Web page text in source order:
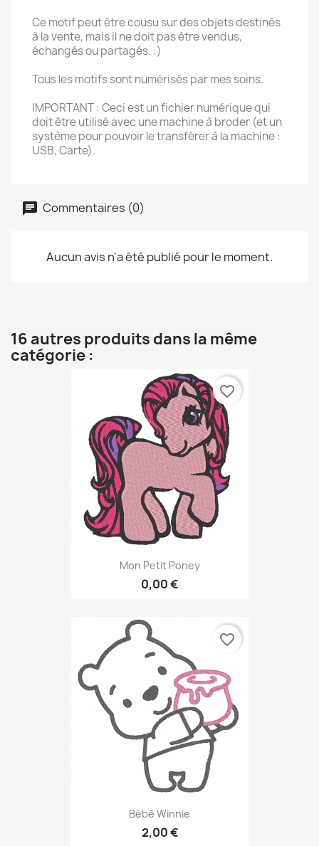
Ce motif peut être cousu sur des objets destinés
à la vente, mais il ne doit pas être vendus,
échangés ou partagés. :)
Tous les motifs sont numérisés par mes soins.
IMPORTANT : Ceci est un fichier numérique qui
doit être utilisé avec une machine à broder (et un
système pour pouvoir le transférer à la machine :
USB, Carte).
Commentaires (0)
Aucun avis n'a été publié pour le moment.
16 autres produits dans la même
catégorie :
Mon Petit Poney
0,00 €
favorite_border
Bébé Winnie
2,00 €
favorite_border